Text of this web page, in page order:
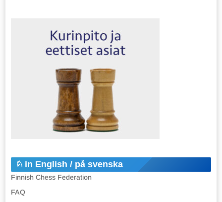
in English / på svenska
Finnish Chess Federation
FAQ